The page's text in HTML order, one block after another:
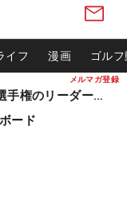
メルマガ登録
イフ 漫画 ゴル
松山英樹ら出場 ウィンダム選手権のリーダーボード
ード